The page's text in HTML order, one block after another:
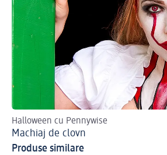
Halloween cu Pennywise
Machiaj de clovn
Produse similare